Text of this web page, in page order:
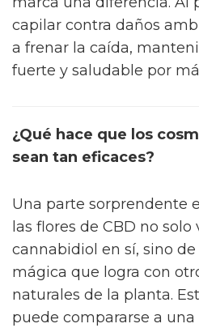
capilar contra daños
a frenar la caída,
fuerte y saludable por
¿Qué hace que los
sean tan eficaces?
Una parte sorprendente
las flores de CBD no solo
cannabidiol en sí, sino
mágica que logra con
naturales de la planta.
puede compararse a